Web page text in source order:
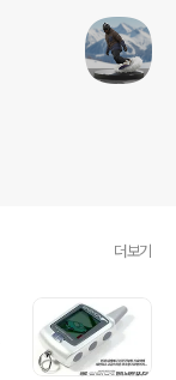
더보기